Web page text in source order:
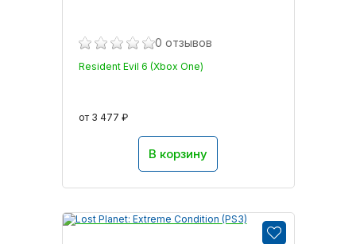
0 отзывов
Resident Evil 6 (Xbox One)
от 3 477 ₽
В корзину